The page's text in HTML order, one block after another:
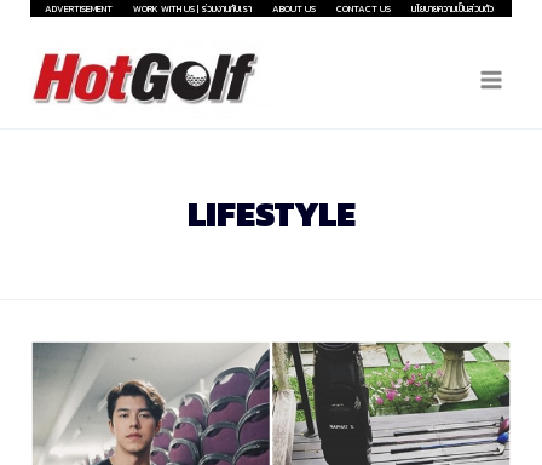
Skip
content
ADVERTISEMENT WORK WITH US | ร่วมงานกับเรา ABOUT US CONTACT US นโยบายความเป็นส่วนตัว
LIFESTYLE